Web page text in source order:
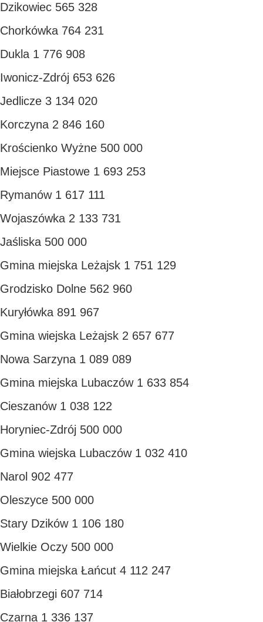
Dzikowiec 565 328
Chorkówka 764 231
Dukla 1 776 908
Iwonicz-Zdrój 653 626
Jedlicze 3 134 020
Korczyna 2 846 160
Krościenko Wyżne 500 000
Miejsce Piastowe 1 693 253
Rymanów 1 617 111
Wojaszówka 2 133 731
Jaśliska 500 000
Gmina miejska Leżajsk 1 751 129
Grodzisko Dolne 562 960
Kuryłówka 891 967
Gmina wiejska Leżajsk 2 657 677
Nowa Sarzyna 1 089 089
Gmina miejska Lubaczów 1 633 854
Cieszanów 1 038 122
Horyniec-Zdrój 500 000
Gmina wiejska Lubaczów 1 032 410
Narol 902 477
Oleszyce 500 000
Stary Dzików 1 106 180
Wielkie Oczy 500 000
Gmina miejska Łańcut 4 112 247
Białobrzegi 607 714
Czarna 1 336 137